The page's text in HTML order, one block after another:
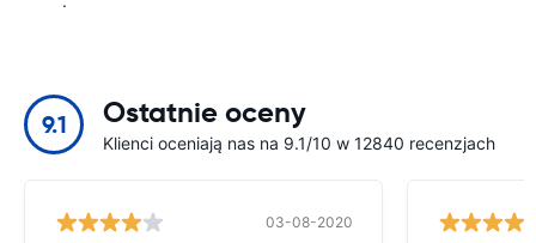
9.1 Ostatnie oceny
Klienci oceniają nas na 9.1/10 w 12840 recenzjach
03-08-2020